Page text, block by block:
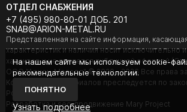
ОТДЕЛ СНАБЖЕНИЯ
+7 (495) 980-80-01 ДОБ. 201
SNAB@ARION-METAL.RU
Представленная на сайте информация,
характеристик и наличия носит исключительно
характер и не является публичной офертой
ООО "Арион-Металл" © 2020 - 2026 Все права
Копирование материалов преследуется по
РФ).
Разработка и seo-продвижение Mary Project
На нашем сайте мы используем cookie-
рекомендательные технологии.
ПОНЯТНО
Узнать подробнее